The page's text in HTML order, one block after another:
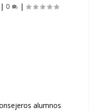
| 0 |
alumnos